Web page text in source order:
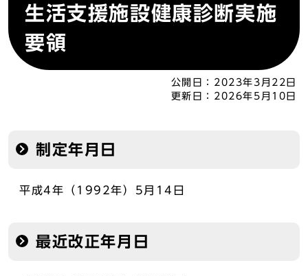
生活支援施設健康診断実施
要領
公開日： 2023年3月22日
更新日： 2026年5月10日
制定年月日
平成4年（1992年）5月14日
最近改正年月日